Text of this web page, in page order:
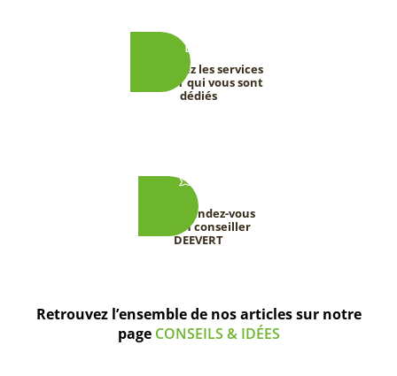
Découvrez les services
DEEVERT qui vous sont
dédiés
Prenez rendez-vous
avec un conseiller
DEEVERT
Retrouvez l’ensemble de nos articles sur notre
page CONSEILS & IDÉES